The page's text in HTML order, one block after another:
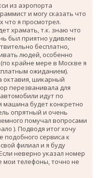
из аэропорта
и могу сказать что
что я просмотрел.
храмать, т.к. знаю что
был приятно удивлен
бесплатно,
людей, особенно
крайне мере в Москве я
ожиданием).
октавия, шикарный
перезванивала для
идут по
машина будет конкретно
опрятный и очень
помучал вопросами
). Подводя итог хочу
подобного сервиса к
филиал и я буду
неверно указал номер
мои телефоны, точно не